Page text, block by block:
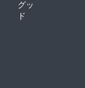
グッ
ド